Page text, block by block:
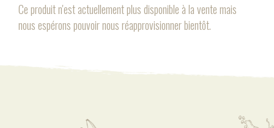
Ce produit n'est actuellement plus disponible à la vente mais
nous espérons pouvoir nous réapprovisionner bientôt.